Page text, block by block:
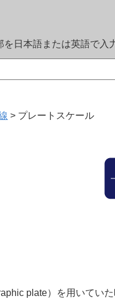
日本語または英語で入
> プレートスケール
plate）を用いてい